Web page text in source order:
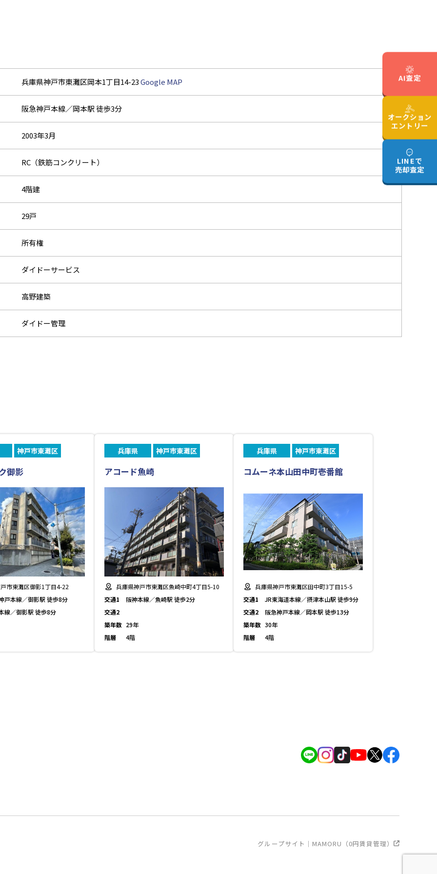
兵庫県神戸市東灘区岡本1丁目14-23Google MAP
阪急神戸本線／岡本駅 徒歩3分
2003年3月
RC（鉄筋コンクリート）
4階建
29戸
所有権
ダイドーサービス
高野建築
ダイドー管理
神戸市東灘区
御影
市東灘区御影1丁目4-22
戸本線／御影駅 徒歩8分
線／御影駅 徒歩8分
兵庫県 神戸市東灘区
アコード魚崎
兵庫県神戸市東灘区魚崎中町4丁目5-10
交通1
阪神本線／魚崎駅 徒歩2分
交通2
築年数 29年
階層
4階
兵庫県 神戸市東灘区
コムーネ本山田中町壱番館
兵庫県神戸市東灘区田中町3丁目15-5
交通1
JR東海道本線／摂津本山駅 徒歩9分
交通2
阪急神戸本線／岡本駅 徒歩13分
築年数 30年
階層
4階
AI査定
オークション
エントリー
LINEで
売却査定
グループサイト｜MAMORU（0円賃貸管理）